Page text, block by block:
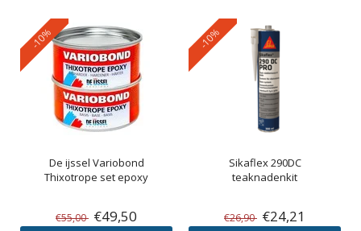
-10%
De ijssel Variobond
Thixotrope set epoxy
€55,00 €49,50
-10%
Sikaflex 290DC
teaknadenkit
€26,90 €24,21